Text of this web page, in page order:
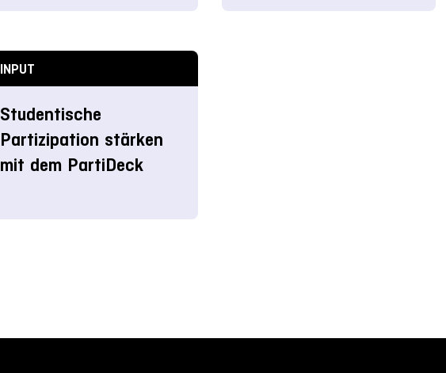
INPUT
Studentische
Partizipation stärken
mit dem PartiDeck